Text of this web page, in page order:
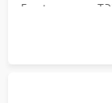
Frost, включая
платы